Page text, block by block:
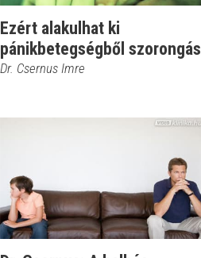
Ezért alakulhat ki
pánikbetegségből szorongás
Dr. Csernus Imre